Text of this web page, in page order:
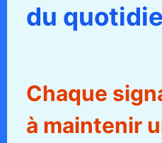
du
Chaque
à maintenir